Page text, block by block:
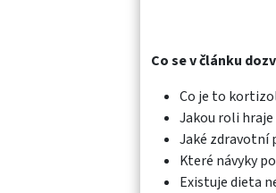
Co se v článku
Co je to
Jakou roli
Jaké zdravotní
Které návyky
Existuje dieta